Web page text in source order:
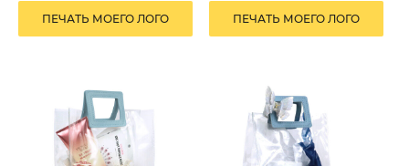
ПЕЧАТЬ МОЕГО ЛОГО ПЕЧАТЬ МОЕГО ЛОГО